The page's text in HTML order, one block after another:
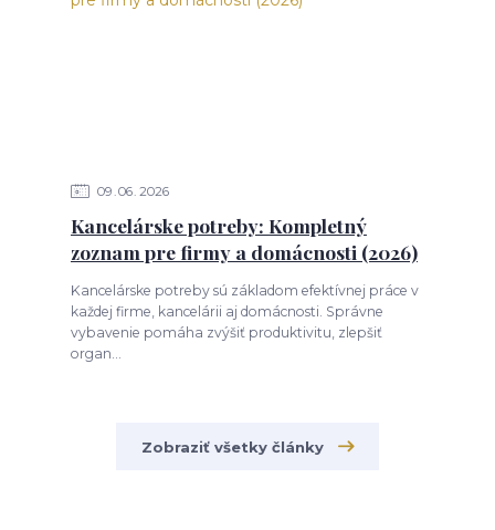
09 06 2026
Kancelárske potreby: Kompletný
zoznam pre firmy a domácnosti (2026)
Kancelárske potreby sú základom efektívnej práce v
každej firme, kancelárii aj domácnosti. Správne
vybavenie pomáha zvýšiť produktivitu, zlepšiť
organ...
Zobraziť všetky články